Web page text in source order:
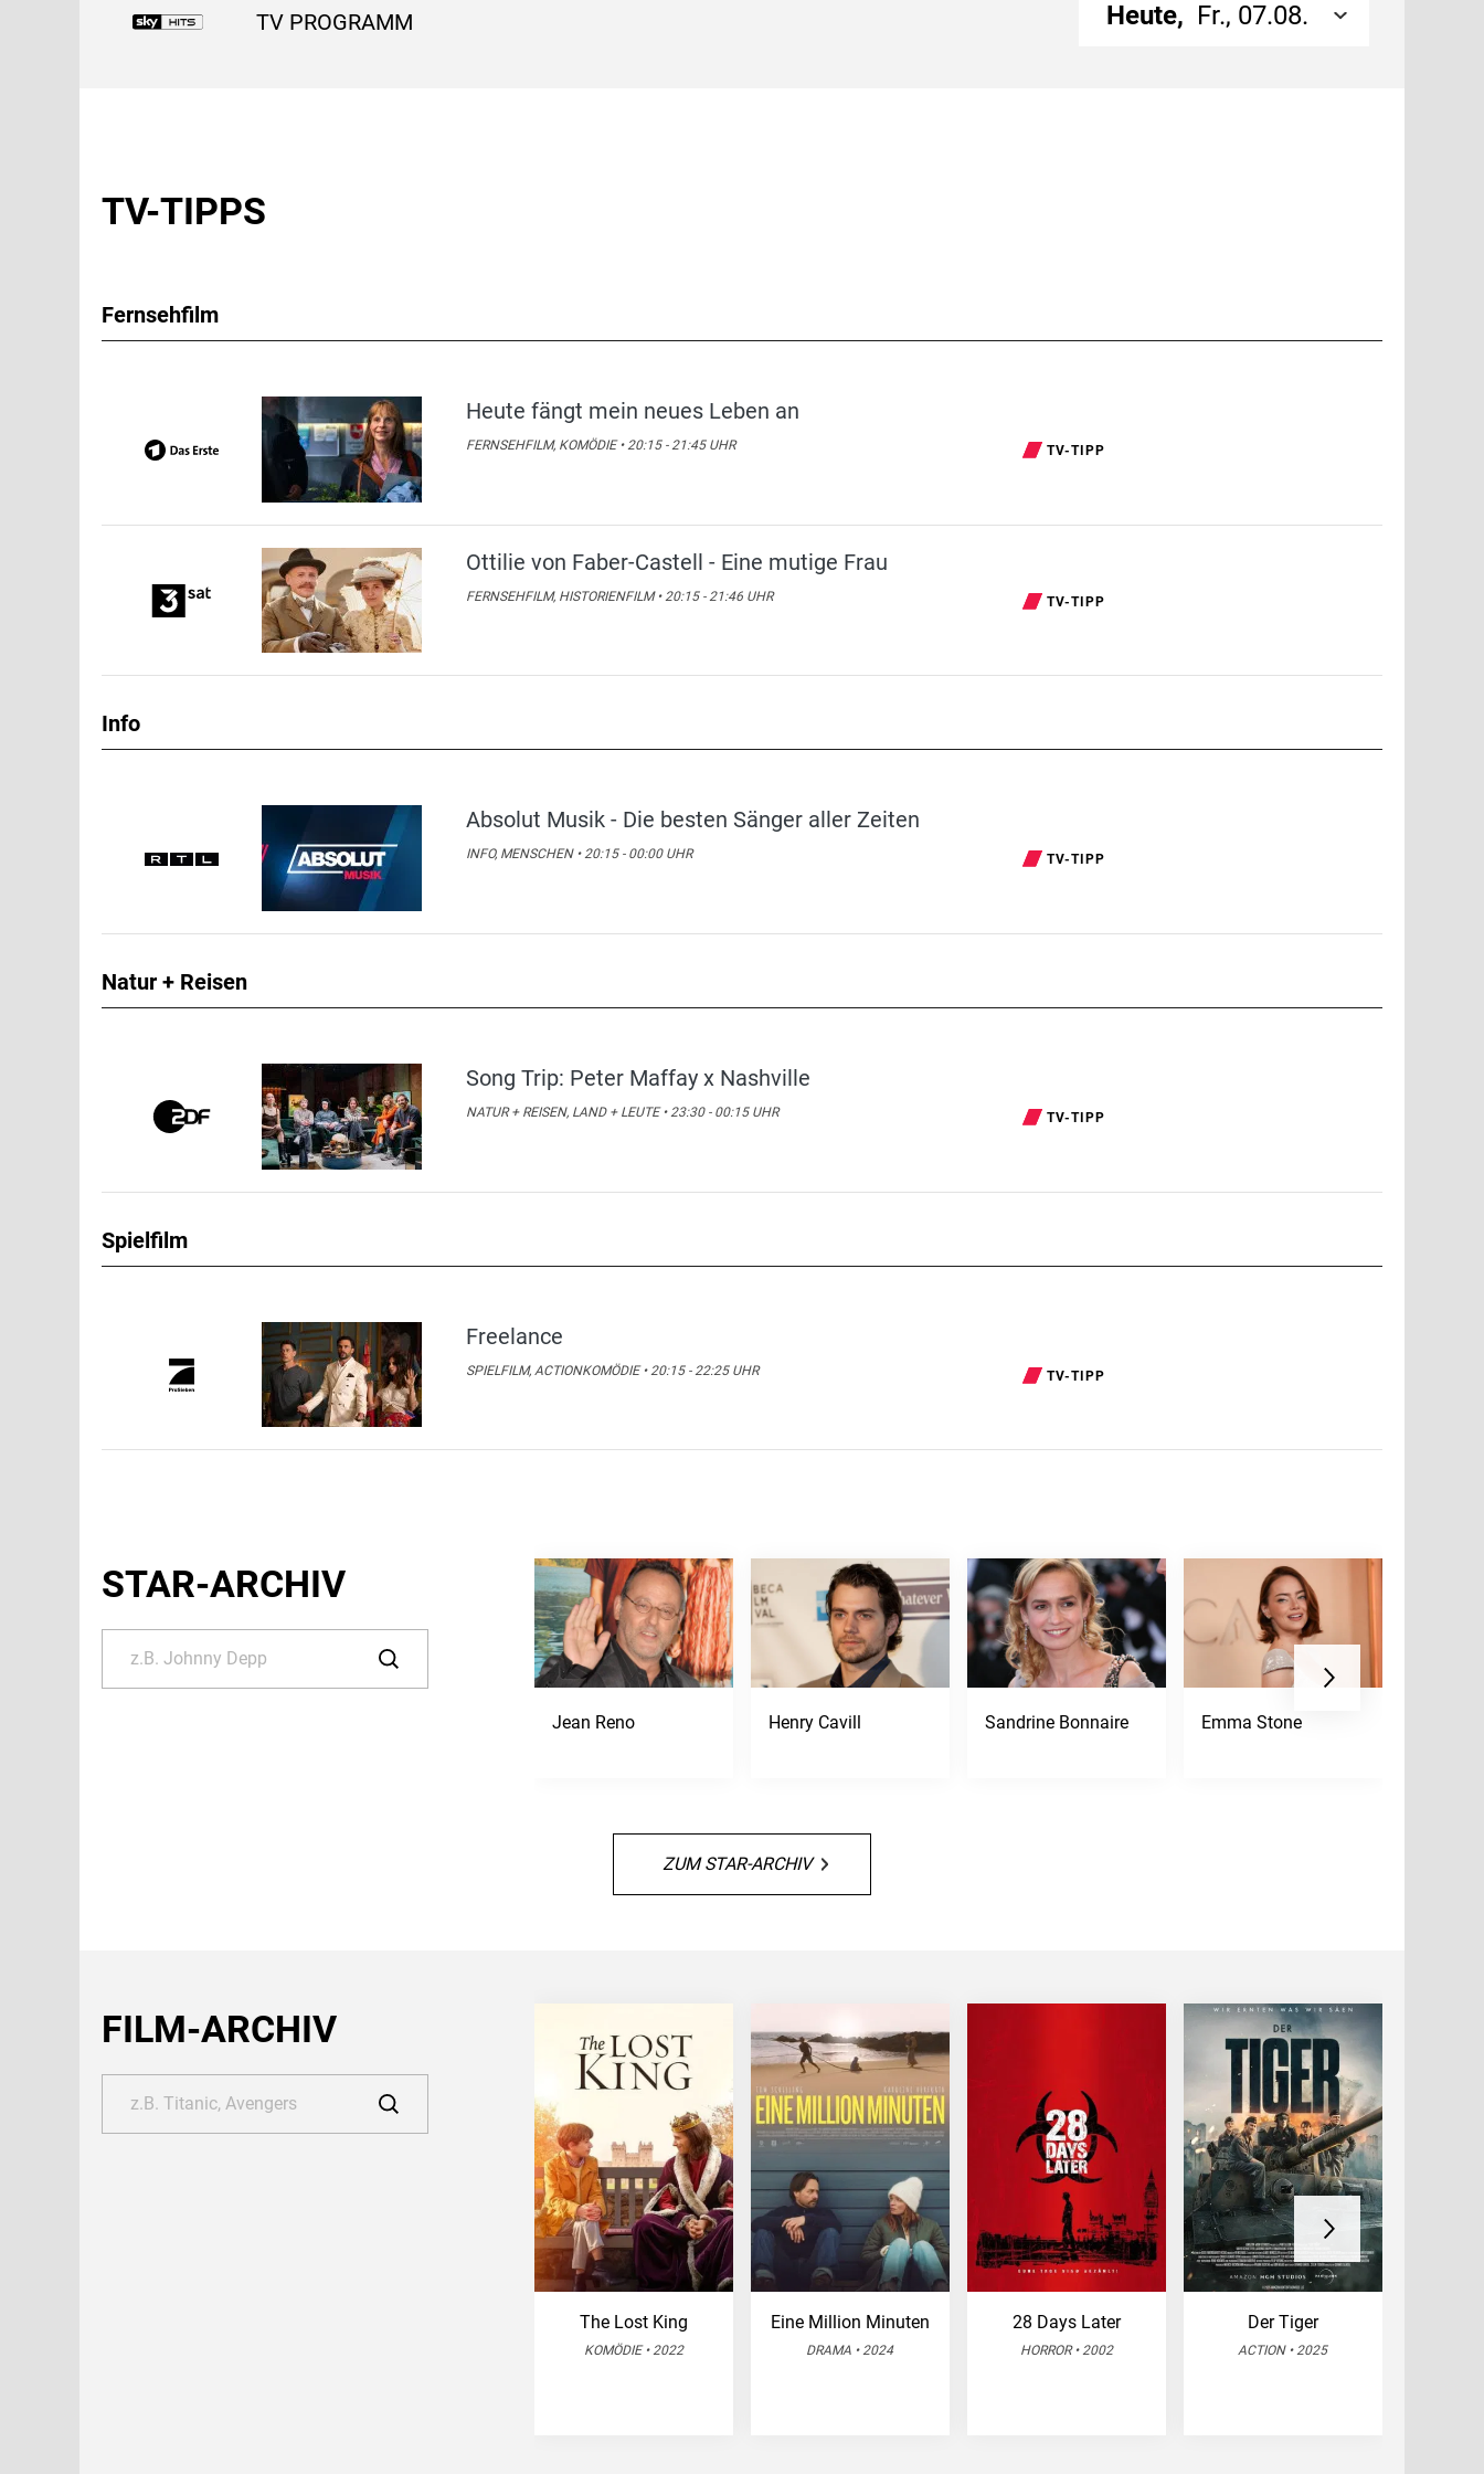
TV PROGRAMM Heute, Fr., 07.08.
TV-TIPPS
Fernsehfilm
Heute fängt mein neues Leben an
FERNSEHFILM, KOMÖDIE • 20:15 - 21:45 UHR TV-TIPP
Ottilie von Faber-Castell - Eine mutige Frau
FERNSEHFILM, HISTORIENFILM • 20:15 - 21:46 UHR TV-TIPP
Info
Absolut Musik - Die besten Sänger aller Zeiten
INFO, MENSCHEN • 20:15 - 00:00 UHR TV-TIPP
Natur + Reisen
Song Trip: Peter Maffay x Nashville
NATUR + REISEN, LAND + LEUTE • 23:30 - 00:15 UHR TV-TIPP
Spielfilm
Freelance
SPIELFILM, ACTIONKOMÖDIE • 20:15 - 22:25 UHR TV-TIPP
STAR-ARCHIV
Jean Reno Henry Cavill Sandrine Bonnaire Emma Stone
ZUM STAR-ARCHIV
FILM-ARCHIV
The Lost King
KOMÖDIE • 2022
Eine Million Minuten
DRAMA • 2024
28 Days Later
HORROR • 2002
Der Tiger
ACTION • 2025